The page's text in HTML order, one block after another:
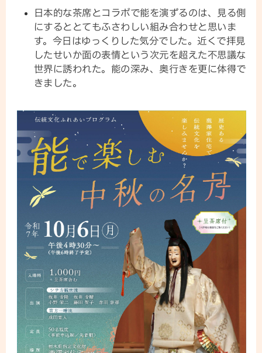
日本的な茶席とコラボで能を演ずるのは、見る側
にするととてもふさわしい組み合わせと思いま
す。今日はゆっくりした気分でした。近くで拝見
したせいか面の表情という次元を超えた不思議な
世界に誘われた。能の深み、奥行きを更に体得で
きました。